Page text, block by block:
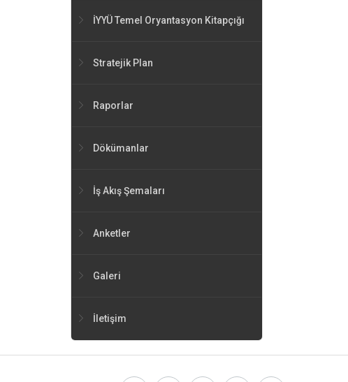
İYYÜ Temel Oryantasyon Kitapçığı
Stratejik Plan
Raporlar
Dökümanlar
İş Akış Şemaları
Anketler
Galeri
İletişim